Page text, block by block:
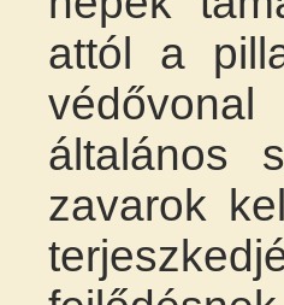
attól a
általános
zavarok